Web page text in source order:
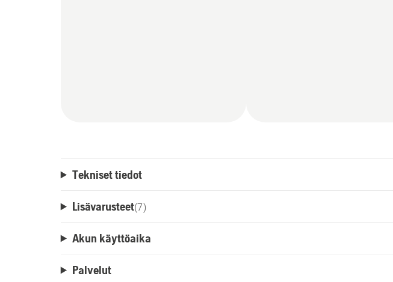
Tekniset tiedot
Lisävarusteet(7)
Akun käyttöaika
Palvelut